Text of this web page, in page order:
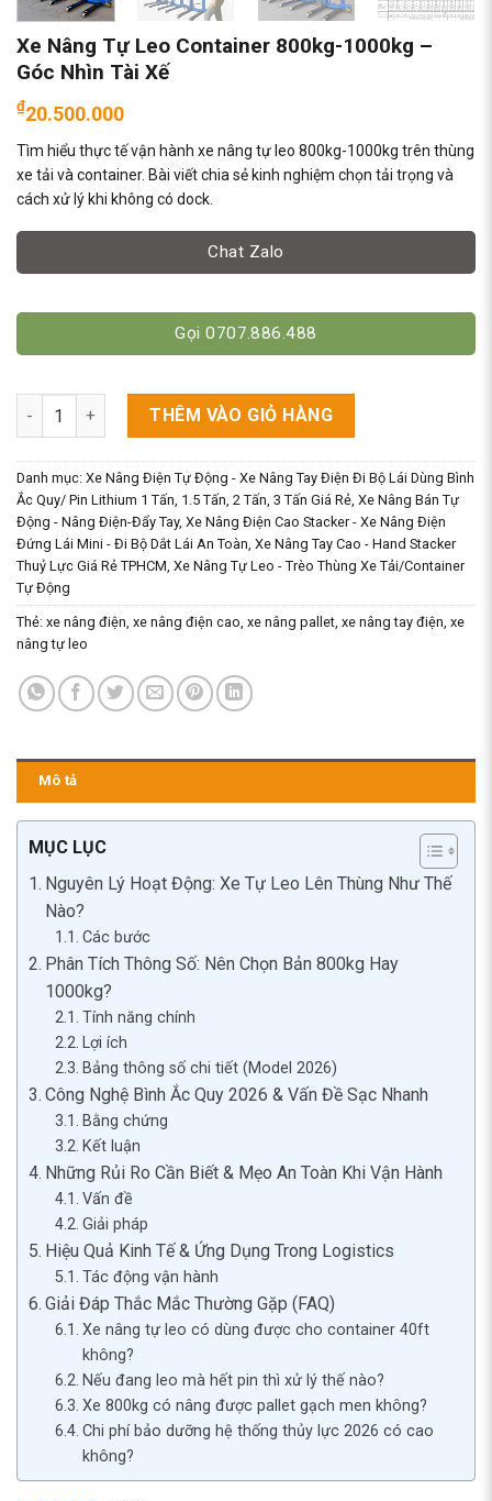
Xe Nâng Tự Leo Container 800kg-1000kg –
Góc Nhìn Tài Xế
₫20.500.000
Tìm hiểu thực tế vận hành xe nâng tự leo 800kg-1000kg trên thùng
xe tải và container. Bài viết chia sẻ kinh nghiệm chọn tải trọng và
cách xử lý khi không có dock.
Chat Zalo
Gọi 0707.886.488
Xe Nâng Tự Leo Container 800kg-1000kg - Góc Nhìn Tài Xế số
THÊM VÀO GIỎ HÀNG
Danh mục: Xe Nâng Điện Tự Động - Xe Nâng Tay Điện Đi Bộ Lái Dùng Bình
Ắc Quy/ Pin Lithium 1 Tấn, 1.5 Tấn, 2 Tấn, 3 Tấn Giá Rẻ, Xe Nâng Bán Tự
Động - Nâng Điện-Đẩy Tay, Xe Nâng Điện Cao Stacker - Xe Nâng Điện
Đứng Lái Mini - Đi Bộ Dắt Lái An Toàn, Xe Nâng Tay Cao - Hand Stacker
Thuỷ Lực Giá Rẻ TPHCM, Xe Nâng Tự Leo - Trèo Thùng Xe Tải/Container
Tự Động
Thẻ: xe nâng điện, xe nâng điện cao, xe nâng pallet, xe nâng tay điện, xe
nâng tự leo
Mô tả
MỤC LỤC
Nguyên Lý Hoạt Động: Xe Tự Leo Lên Thùng Như Thế
Nào?
Các bước
Phân Tích Thông Số: Nên Chọn Bản 800kg Hay
1000kg?
Tính năng chính
Lợi ích
Bảng thông số chi tiết (Model 2026)
Công Nghệ Bình Ắc Quy 2026 & Vấn Đề Sạc Nhanh
Bằng chứng
Kết luận
Những Rủi Ro Cần Biết & Mẹo An Toàn Khi Vận Hành
Vấn đề
Giải pháp
Hiệu Quả Kinh Tế & Ứng Dụng Trong Logistics
Tác động vận hành
Giải Đáp Thắc Mắc Thường Gặp (FAQ)
Xe nâng tự leo có dùng được cho container 40ft
không?
Nếu đang leo mà hết pin thì xử lý thế nào?
Xe 800kg có nâng được pallet gạch men không?
Chi phí bảo dưỡng hệ thống thủy lực 2026 có cao
không?